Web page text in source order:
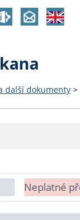
další dokumenty >
Neplatné